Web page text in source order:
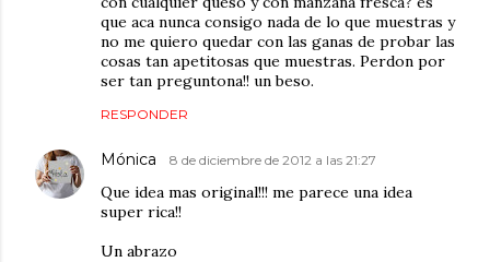
que aca nunca consigo nada de lo que muestras y
no me quiero quedar con las ganas de probar las
cosas tan apetitosas que muestras. Perdon por
ser tan preguntona!! un beso.
RESPONDER
Mónica 8 de diciembre de 2012 a las 21:27
Que idea mas original!!! me parece una idea
super rica!!
Un abrazo